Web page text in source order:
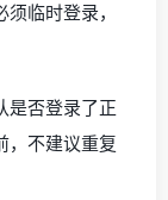
临时登录，
是否登录了正
，不建议重复